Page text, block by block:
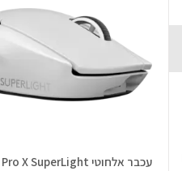
עכבר אלחוטי G Pro X SuperLight